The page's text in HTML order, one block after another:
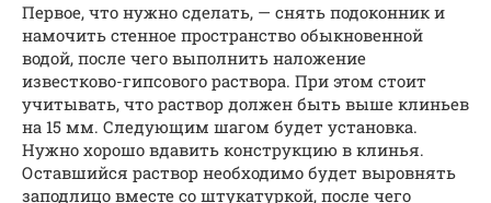
Первое, что нужно сделать, — снять подоконник и
намочить стенное пространство обыкновенной
водой, после чего выполнить наложение
известково-гипсового раствора. При этом стоит
учитывать, что раствор должен быть выше клиньев
на 15 мм. Следующим шагом будет установка.
Нужно хорошо вдавить конструкцию в клинья.
Оставшийся раствор необходимо будет выровнять
заподлицо вместе со штукатуркой, после чего